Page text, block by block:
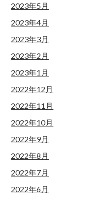
2023年5月
2023年4月
2023年3月
2023年2月
2023年1月
2022年12月
2022年11月
2022年10月
2022年9月
2022年8月
2022年7月
2022年6月